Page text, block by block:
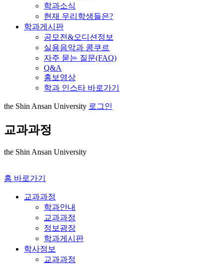
학과소식
현재 우리학생들은?
학과게시판
공모전&오디션정보
실용음악과 콩쿠르
자주 묻는 질문(FAQ)
Q&A
홍보영상
학과 인스타 바로가기
the Shin Ansan University 로그인
교과과정
the Shin Ansan University
홈 바로가기
교과과정
학과안내
교과과정
정보광장
학과게시판
학사정보
교과과정